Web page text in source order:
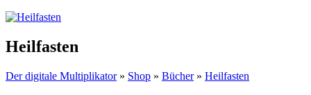
Heilfasten
Der digitale Multiplikator» Shop » Bücher» Heilfasten